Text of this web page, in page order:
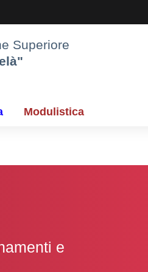
Superiore
Modulistica
e